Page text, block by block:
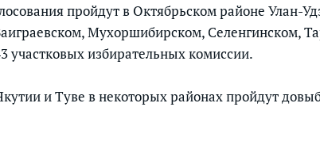
пройдут в Октябрьском районе Улан-
Мухоршибирском, Селенгинском,
участковых избирательных комиссии.
и Туве в некоторых районах пройдут